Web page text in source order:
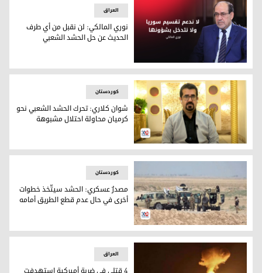
نوري المالكي: لن نقبل من أي طرف الحديث عن حل الحشد
العراق
نوري المالكي: لن نقبل من أي طرف
الحديث عن حل الحشد الشعبي
عضو مجلس النواب العراقي شوان كلاري
کوردستان
شوان كلاري: تحرك الحشد الشعبي نحو
كرميان محاولة احتلال مشبوهة
قوات من الحشد الشعبي
کوردستان
مصدرٌ عسكري: الحشد سيتّخذ خطوات
أخرى في حال عدم قطع الطريق أمامه
العراق